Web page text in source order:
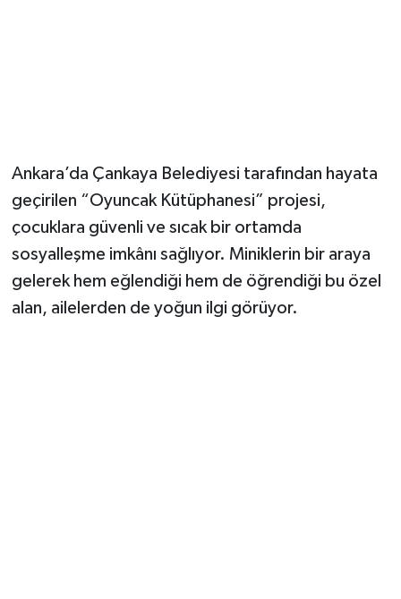
Ankara’da Çankaya Belediyesi tarafından hayata
geçirilen “Oyuncak Kütüphanesi” projesi,
çocuklara güvenli ve sıcak bir ortamda
sosyalleşme imkânı sağlıyor. Miniklerin bir araya
gelerek hem eğlendiği hem de öğrendiği bu özel
alan, ailelerden de yoğun ilgi görüyor.
Siyaset
Sonsöz Özel